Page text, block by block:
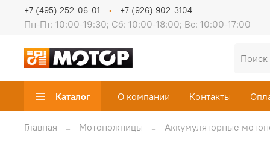
Пн-Пт: 10:00-19:30; Сб: 10:00-18:00; Вс: 10:00-17:00
+7 (495) 252-06-01 +7 (926) 902-3104
Каталог О компании Контакты
Главная Мотоножницы Аккумуляторные